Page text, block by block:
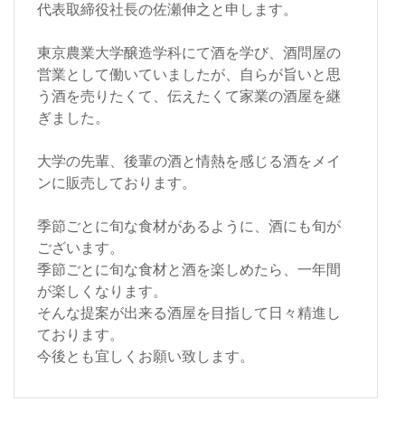
代表取締役社長の佐瀬伸之と申します。
東京農業大学醸造学科にて酒を学び、酒問屋の
営業として働いていましたが、自らが旨いと思
う酒を売りたくて、伝えたくて家業の酒屋を継
ぎました。
大学の先輩、後輩の酒と情熱を感じる酒をメイ
ンに販売しております。
季節ごとに旬な食材があるように、酒にも旬が
ございます。
季節ごとに旬な食材と酒を楽しめたら、一年間
が楽しくなります。
そんな提案が出来る酒屋を目指して日々精進し
ております。
今後とも宜しくお願い致します。